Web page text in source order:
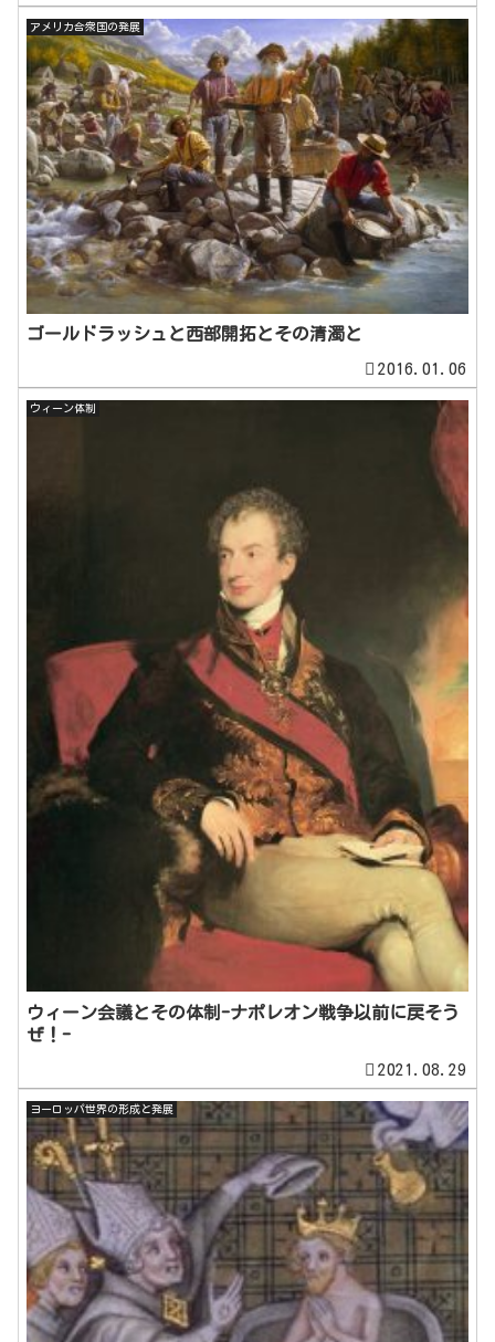
アメリカ合衆国の発展
ゴールドラッシュと西部開拓とその清濁と
2016.01.06
ウィーン体制
ウィーン会議とその体制-ナポレオン戦争以前に戻そう
ぜ！-
2021.08.29
ヨーロッパ世界の形成と発展